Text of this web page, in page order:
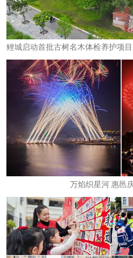
万焰织星河 惠邑